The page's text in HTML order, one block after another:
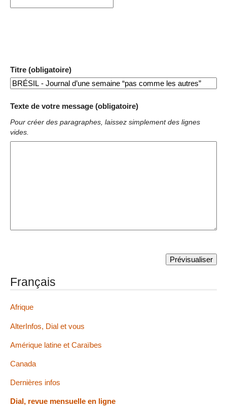
Titre (obligatoire)
Texte de votre message (obligatoire)
Pour créer des paragraphes, laissez simplement des lignes
vides.
Français
Afrique
AlterInfos, Dial et vous
Amérique latine et Caraïbes
Canada
Dernières infos
Dial, revue mensuelle en ligne